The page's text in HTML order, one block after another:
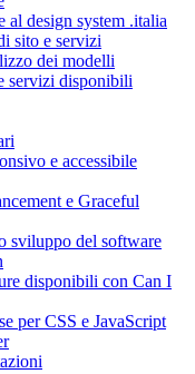
al design system .italia
sito e servizi
dei modelli
servizi disponibili
e accessibile
e Graceful
sviluppo del software
disponibili con Can I
per CSS e JavaScript